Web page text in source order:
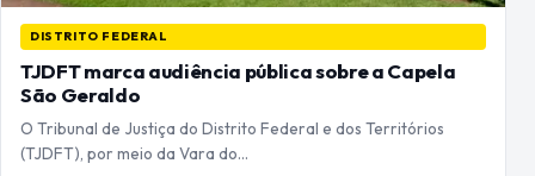
DISTRITO FEDERAL
TJDFT marca audiência pública sobre a Capela
São Geraldo
O Tribunal de Justiça do Distrito Federal e dos Territórios
(TJDFT), por meio da Vara do…